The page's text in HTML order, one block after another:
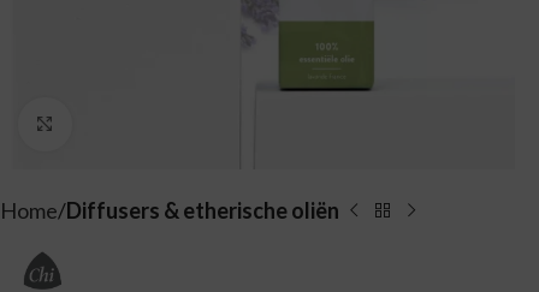
Home Diffusers & etherische oliën